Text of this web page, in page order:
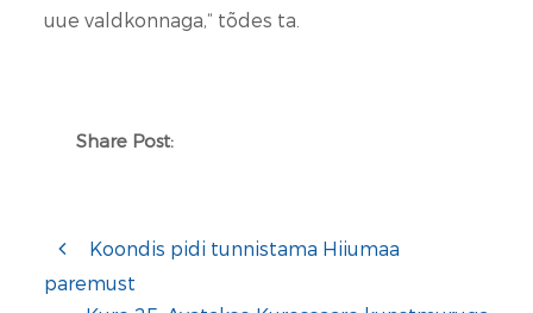
uue valdkonnaga,“ tõdes ta.
Share Post:
Koondis pidi tunnistama Hiiumaa
paremust